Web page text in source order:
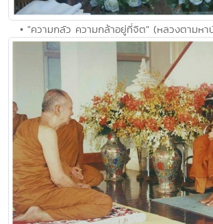
• "ความกลัว ความกล้าอยู่ที่จิต" (หลวงตามห